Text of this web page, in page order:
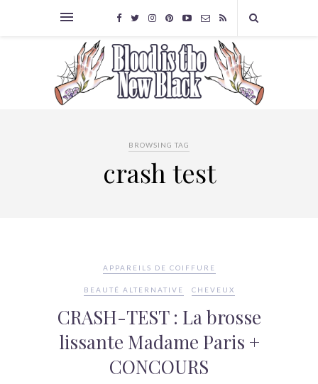
BROWSING TAG
crash test
APPAREILS DE COIFFURE
BEAUTÉ ALTERNATIVE CHEVEUX
CRASH-TEST : La brosse
lissante Madame Paris +
CONCOURS